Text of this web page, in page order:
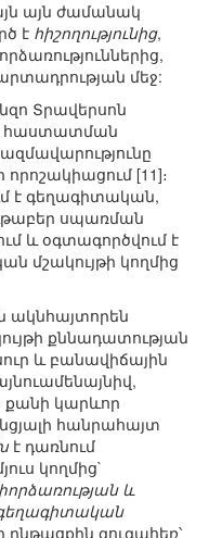
այն ժամանակ
է հիշողությունից,
մեջ:
Տրավերսոն
հաստատման
[11]։
է գեղագիտական,
սպառման
և օգտագործվում է
մշակույթի կողմից
ակնհայտորեն
քննադատության
և բանավիճային
քանի կարևոր
հանրահայտ
է դառնում
կողմից`
և
գեղագիտական
ընթացքին զուգահեռ՝